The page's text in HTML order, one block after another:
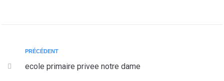
PRÉCÉDENT
ecole primaire privee notre dame